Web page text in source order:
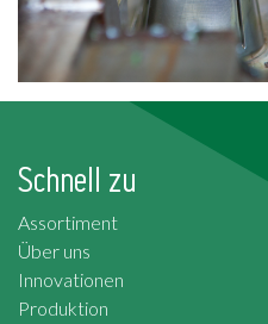
Schnell zu
Assortiment
Über uns
Innovationen
Produktion